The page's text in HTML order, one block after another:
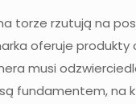
torze rzutują na
oferuje
musi
fundamentem, na